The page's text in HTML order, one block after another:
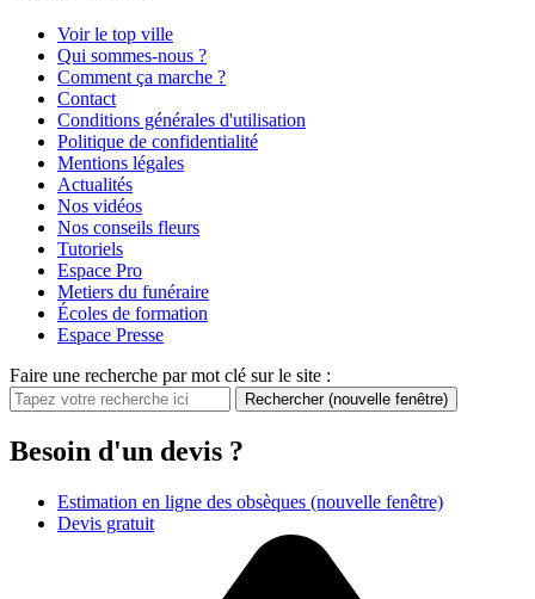
Voir le top ville
Qui sommes-nous ?
Comment ça marche ?
Contact
Conditions générales d'utilisation
Politique de confidentialité
Mentions légales
Actualités
Nos vidéos
Nos conseils fleurs
Tutoriels
Espace Pro
Metiers du funéraire
Écoles de formation
Espace Presse
Faire une recherche par mot clé sur le site :
Rechercher (nouvelle fenêtre)
Besoin d'un devis ?
Estimation en ligne des obsèques (nouvelle fenêtre)
Devis gratuit